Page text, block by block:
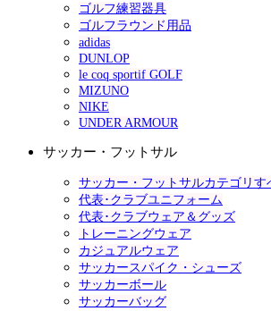
ゴルフ練習器具
ゴルフラウンド用品
adidas
DUNLOP
le coq sportif GOLF
MIZUNO
NIKE
UNDER ARMOUR
サッカー・フットサル
サッカー・フットサルカテゴリす
代表･クラブユニフォーム
代表･クラブウェア＆グッズ
トレーニングウェア
カジュアルウェア
サッカースパイク・シューズ
サッカーボール
サッカーバッグ